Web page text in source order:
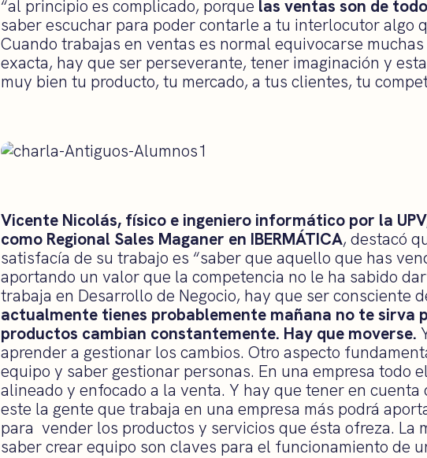
“al principio es complicado, porque las ventas son de
saber escuchar para poder contarle a tu interlocutor algo
Cuando trabajas en ventas es normal equivocarse
exacta, hay que ser perseverante, tener imaginación y
muy bien tu producto, tu mercado, a tus clientes, tu
Vicente Nicolás, físico e ingeniero informático por la
como Regional Sales Maganer en IBERMÁTICA, destacó
satisfacía de su trabajo es “saber que aquello que has
aportando un valor que la competencia no le ha sabido
trabaja en Desarrollo de Negocio, hay que ser consciente
actualmente tienes probablemente mañana no te sirva
productos cambian constantemente. Hay que moverse.
aprender a gestionar los cambios. Otro aspecto
equipo y saber gestionar personas. En una empresa todo
alineado y enfocado a la venta. Y hay que tener en cuenta
este la gente que trabaja en una empresa más podrá
para vender los productos y servicios que ésta ofreza. La
saber crear equipo son claves para el funcionamiento de